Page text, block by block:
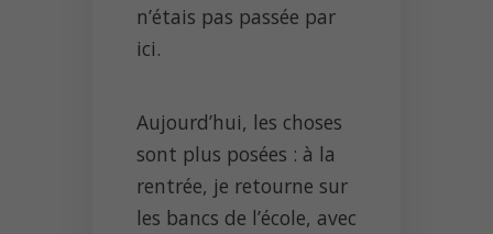
n’étais pas passée par
ici.
Aujourd’hui, les choses
sont plus posées : à la
rentrée, je retourne sur
les bancs de l’école, avec